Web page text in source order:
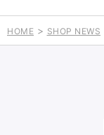
HOME > SHOP NEWS